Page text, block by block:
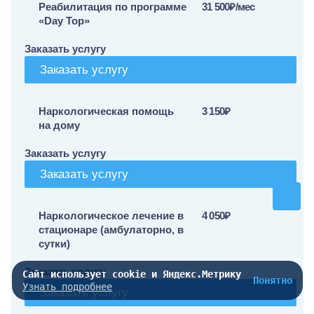
Реабилитация по программе
«Day Top»
31 500₽/мес
Заказать услугу
Заказать услугу
Наркологическая помощь
на дому
3 150₽
Заказать услугу
Заказать услугу
Наркологическое лечение в
стационаре (амбулаторно, в
сутки)
4 050₽
Заказать услугу
Заказать услугу
Сайт использует cookie и Яндекс.Метрику
Узнать подробнее
Понятно